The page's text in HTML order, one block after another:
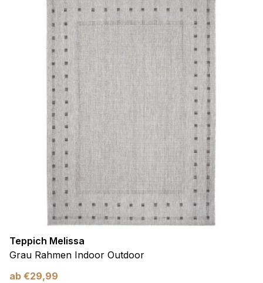
Teppich Melissa
Grau Rahmen Indoor Outdoor
ab €29,99